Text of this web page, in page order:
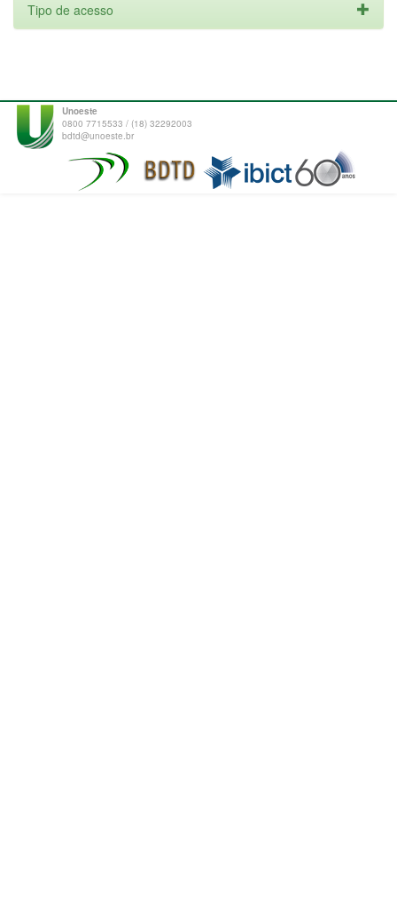
Tipo de acesso
Unoeste
0800 7715533 / (18) 32292003
bdtd@unoeste.br